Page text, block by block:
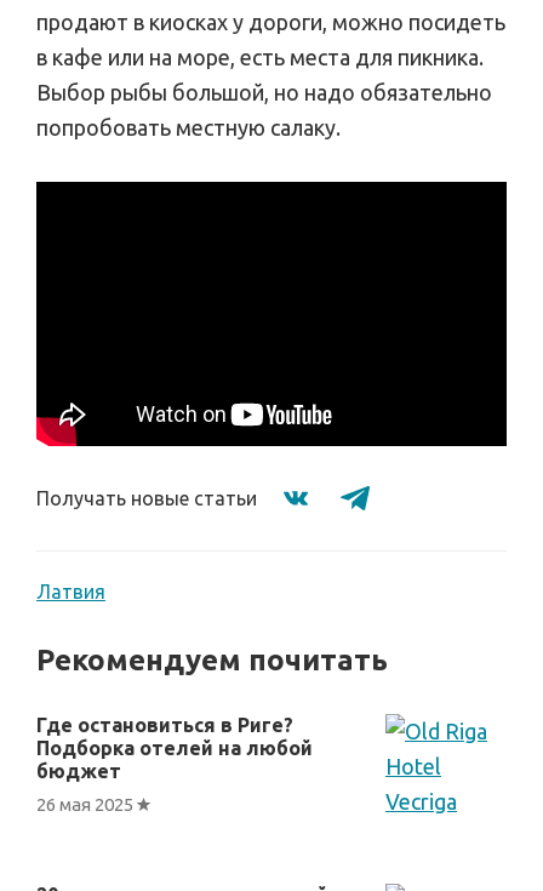
продают в киосках у дороги, можно посидеть
в кафе или на море, есть места для пикника.
Выбор рыбы большой, но надо обязательно
попробовать местную салаку.
Получать новые статьи
Латвия
Рекомендуем почитать
Где остановиться в Риге?
Подборка отелей на любой
бюджет
26 мая 2025